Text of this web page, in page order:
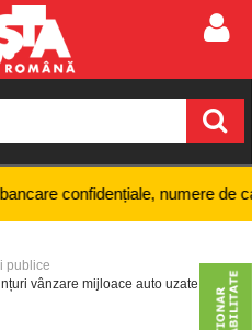
de card sau coduri PIN și nici
publice
vânzare mijloace auto uzate